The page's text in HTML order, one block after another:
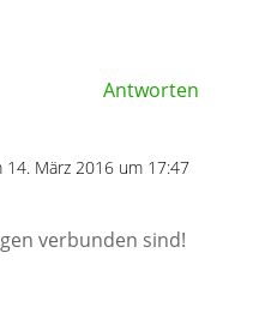
Antworten
14. März 2016 um 17:47
verbunden sind!